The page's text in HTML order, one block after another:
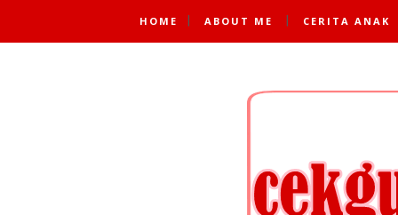
HOME ABOUT ME CERITA ANAK